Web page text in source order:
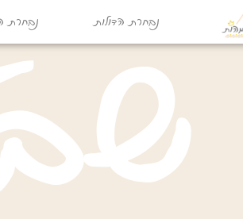
נבחרת הדולות נבחרת
ש